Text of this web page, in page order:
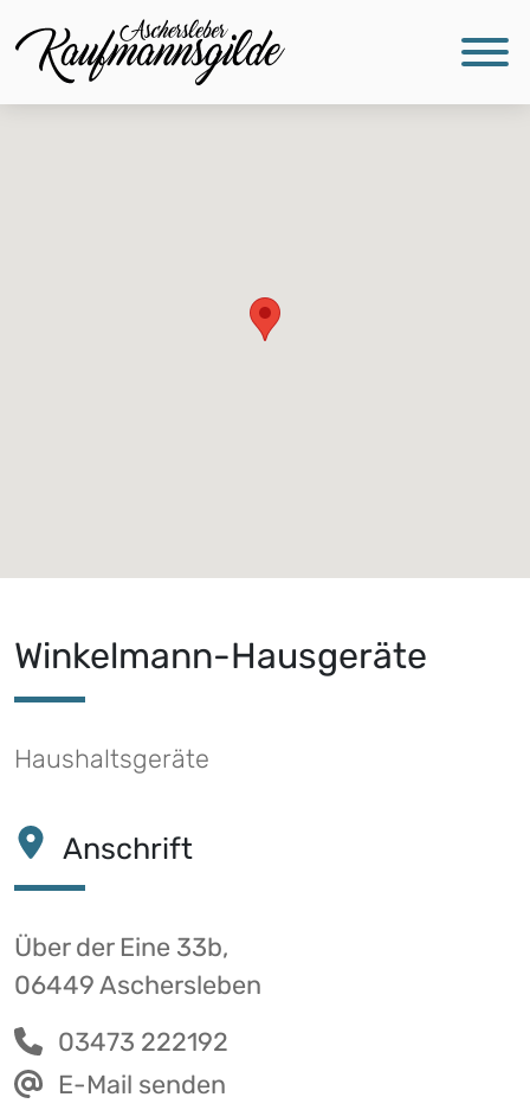
Winkelmann-Hausgeräte
Haushaltsgeräte
Anschrift
Über der Eine 33b,
06449 Aschersleben
03473 222192
E-Mail senden